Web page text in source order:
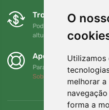
O
Utilizamos
melhorar
forma a
Trocas e
Pode devolver ou trocar a
altura no prazo de 90 dias
Apoiamos a
Para cada encomenda
Sobre nós